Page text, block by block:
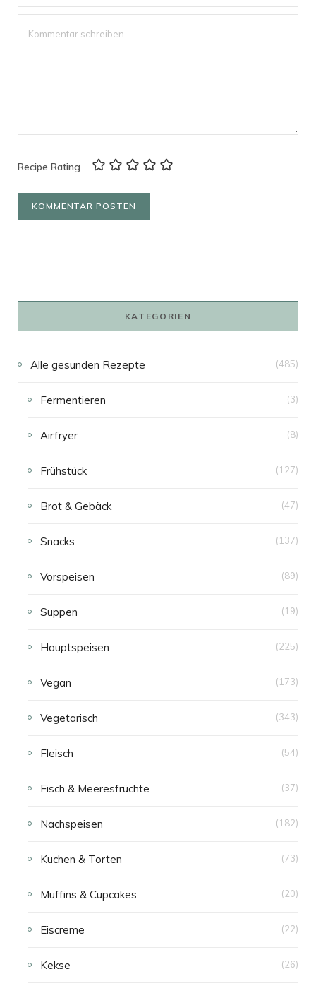
Recipe Rating
KATEGORIEN
Alle gesunden Rezepte (485)
Fermentieren (3)
Airfryer (8)
Frühstück (127)
Brot & Gebäck (47)
Snacks (137)
Vorspeisen (89)
Suppen (19)
Hauptspeisen (225)
Vegan (173)
Vegetarisch (343)
Fleisch (54)
Fisch & Meeresfrüchte (37)
Nachspeisen (182)
Kuchen & Torten (73)
Muffins & Cupcakes (20)
Eiscreme (22)
Kekse (26)